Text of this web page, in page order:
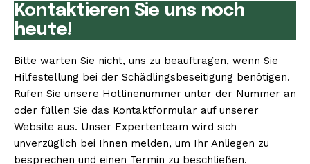
Kontaktieren Sie uns noch
heute!
Bitte warten Sie nicht, uns zu beauftragen, wenn Sie
Hilfestellung bei der Schädlingsbeseitigung benötigen.
Rufen Sie unsere Hotlinenummer unter der Nummer an
oder füllen Sie das Kontaktformular auf unserer
Website aus. Unser Expertenteam wird sich
unverzüglich bei Ihnen melden, um Ihr Anliegen zu
besprechen und einen Termin zu beschließen.